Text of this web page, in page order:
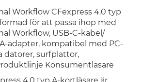
Workflow CFexpress 4.0 typ
för att passa ihop med
Workflow, USB-C-kabel/
adapter, kompatibel med PC-
datorer, surfplattor,
Konsumentläsare
4.0 typ A-kortläsare är